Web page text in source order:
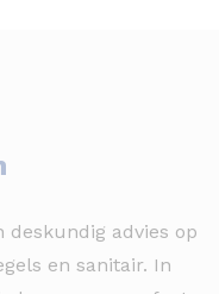
deskundig advies op
en sanitair. In